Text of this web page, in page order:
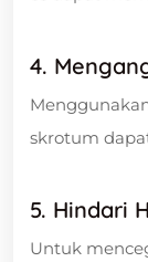
4.
skrotum
5. Hindari
Untuk